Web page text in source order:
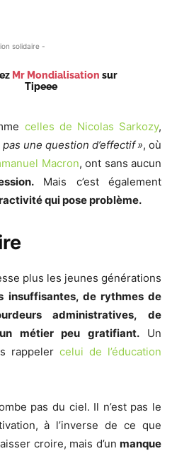
solidaire -
Mr Mondialisation sur
Tipeee
celles de Nicolas Sarkozy,
pas une question d’effectif », où
Macron, ont sans aucun
Mais c’est également
qui pose problème.
plus les jeunes générations
insuffisantes, de rythmes de
administratives, de
métier peu gratifiant.Un
rappeler celui de l’éducation
pas du ciel. Il n’est pas le
à l’inverse de ce que
croire, mais d’un manque